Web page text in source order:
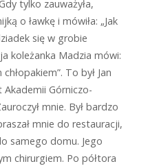
tylko zauważyła,
o ławkę i mówiła: „Jak
się w grobie
koleżanka Madzia mówi:
To był Jan
Górniczo-
mnie. Był bardzo
mnie do restauracji,
samego domu. Jego
chirurgiem. Po półtora